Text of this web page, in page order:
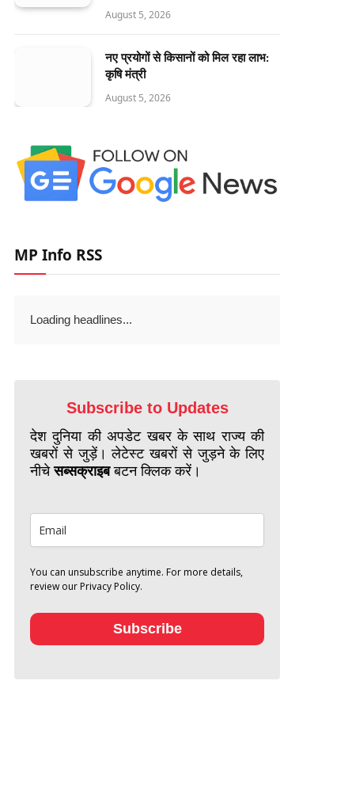
August 5, 2026
नए प्रयोगों से किसानों को मिल रहा लाभ:
कृषि मंत्री
August 5, 2026
MP Info RSS
Loading headlines...
Subscribe to Updates
देश दुनिया की अपडेट खबर के साथ राज्य की
खबरों से जुड़ें। लेटेस्ट खबरों से जुड़ने के लिए
नीचेसब्सक्राइबबटन क्लिक करें।
You can unsubscribe anytime. For more details,
review our Privacy Policy.
Subscribe